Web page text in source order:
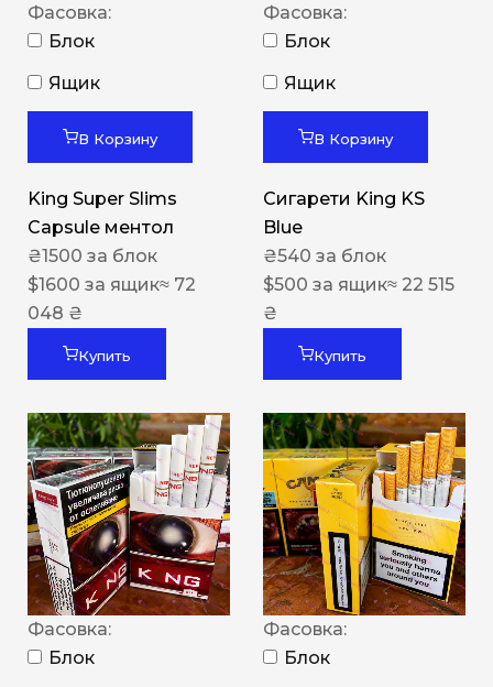
Фасовка:
Блок
Ящик
В Корзину
King Super Slims
Capsule ментол
₴1500 за блок
$1600 за ящик≈ 72
048 ₴
Купить
Фасовка:
Блок
Ящик
В Корзину
Сигарети King KS
Blue
₴540 за блок
$500 за ящик≈ 22 515
₴
Купить
Фасовка:
Блок
Фасовка:
Блок